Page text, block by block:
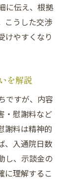
に伝え、根拠
こうした交渉
けやすくなり
を解説
ですが、内容
・慰謝料など
謝料は精神的
、入通院日数
し、示談金の
に理解するこ